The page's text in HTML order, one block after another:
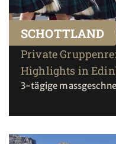
SCHOTTLAND
Private
Highlights in
3-tägige